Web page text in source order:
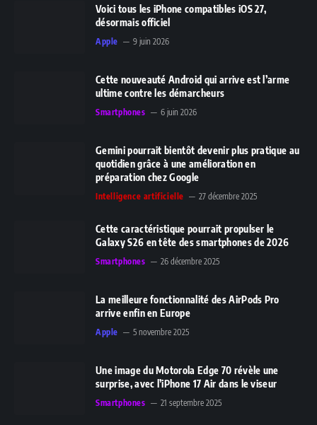
Voici tous les iPhone compatibles iOS 27,
désormais officiel
Apple 9 juin 2026
Cette nouveauté Android qui arrive est l’arme
ultime contre les démarcheurs
Smartphones 6 juin 2026
Gemini pourrait bientôt devenir plus pratique au
quotidien grâce à une amélioration en
préparation chez Google
Intelligence artificielle 27 décembre 2025
Cette caractéristique pourrait propulser le
Galaxy S26 en tête des smartphones de 2026
Smartphones 26 décembre 2025
La meilleure fonctionnalité des AirPods Pro
arrive enfin en Europe
Apple 5 novembre 2025
Une image du Motorola Edge 70 révèle une
surprise, avec l’iPhone 17 Air dans le viseur
Smartphones 21 septembre 2025